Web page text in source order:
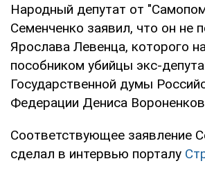
Народный депутат от
Семенченко заявил, что он не
Ярослава Левенца, которого
пособником убийцы экс-
Государственной думы
Федерации Дениса
Соответствующее заявление
сделал в интервью порталу